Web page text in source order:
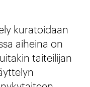
kuratoidaan
aiheina on
taiteilijan